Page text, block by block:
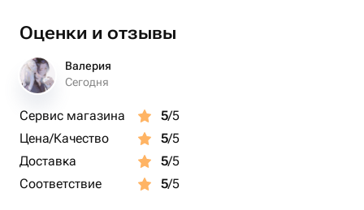
Оценки и отзывы
Валерия
Сегодня
Сервис магазина 5/5
Цена/Качество
5/5
Доставка
5/5
Соответствие
5/5